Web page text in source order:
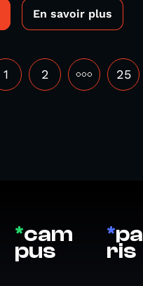
En savoir plus
1 2 ••• 25
*cam
pus
*pa
ris